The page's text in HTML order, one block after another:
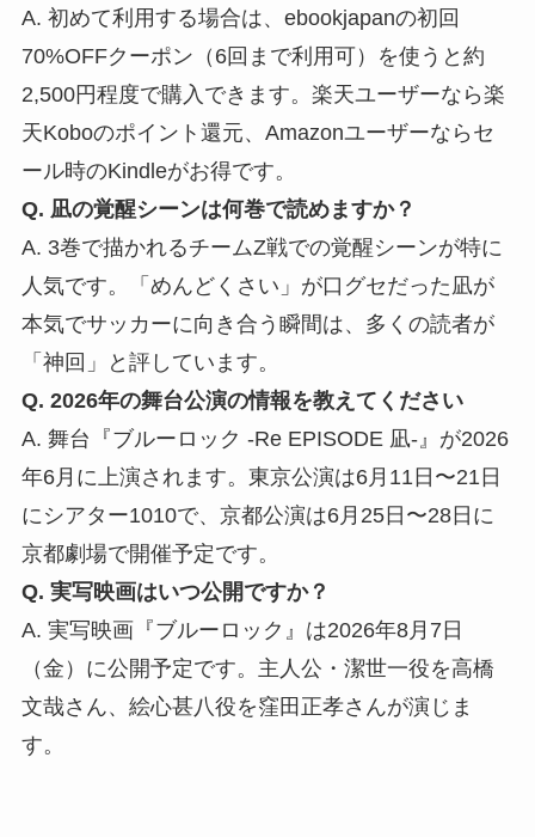
A. 初めて利用する場合は、ebookjapanの初回
70%OFFクーポン（6回まで利用可）を使うと約
2,500円程度で購入できます。楽天ユーザーなら楽
天Koboのポイント還元、Amazonユーザーならセ
ール時のKindleがお得です。
Q. 凪の覚醒シーンは何巻で読めますか？
A. 3巻で描かれるチームZ戦での覚醒シーンが特に
人気です。「めんどくさい」が口グセだった凪が
本気でサッカーに向き合う瞬間は、多くの読者が
「神回」と評しています。
Q. 2026年の舞台公演の情報を教えてください
A. 舞台『ブルーロック -Re EPISODE 凪-』が2026
年6月に上演されます。東京公演は6月11日〜21日
にシアター1010で、京都公演は6月25日〜28日に
京都劇場で開催予定です。
Q. 実写映画はいつ公開ですか？
A. 実写映画『ブルーロック』は2026年8月7日
（金）に公開予定です。主人公・潔世一役を高橋
文哉さん、絵心甚八役を窪田正孝さんが演じま
す。